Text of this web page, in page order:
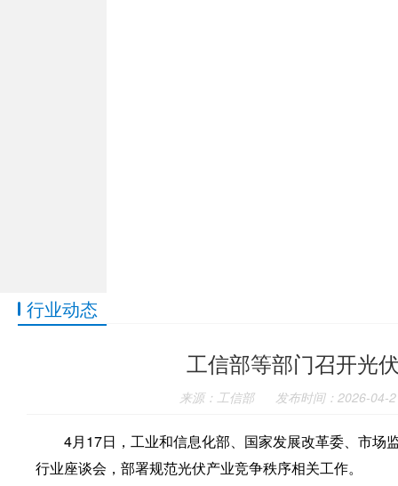
行业动态
工信部等部门召开光
来源：工信部 发布时间：2026-04-
4月17日，工业和信息化部、国家发展改革委、市场
行业座谈会，部署规范光伏产业竞争秩序相关工作。